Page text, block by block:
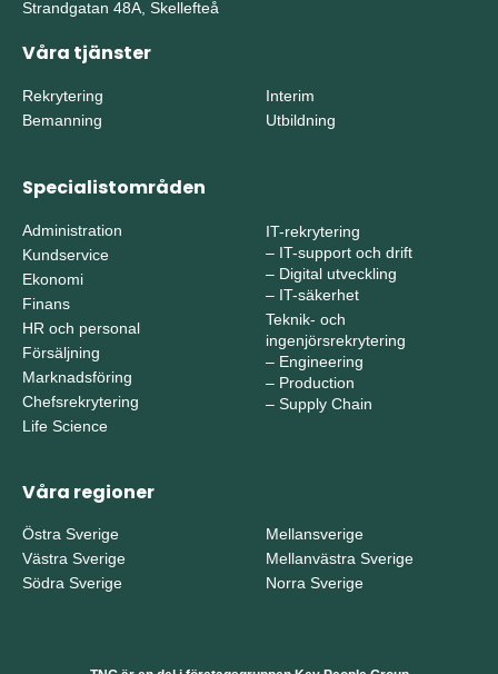
Strandgatan 48A, Skellefteå
Våra tjänster
Rekrytering
Bemanning
Interim
Utbildning
Specialistområden
Administration
Kundservice
Ekonomi
Finans
HR och personal
Försäljning
Marknadsföring
Chefsrekrytering
Life Science
IT-rekrytering
– IT-support och drift
– Digital utveckling
– IT-säkerhet
Teknik- och
ingenjörsrekrytering
– Engineering
– Production
– Supply Chain
Våra regioner
Östra Sverige
Västra Sverige
Södra Sverige
Mellansverige
Mellanvästra Sverige
Norra Sverige